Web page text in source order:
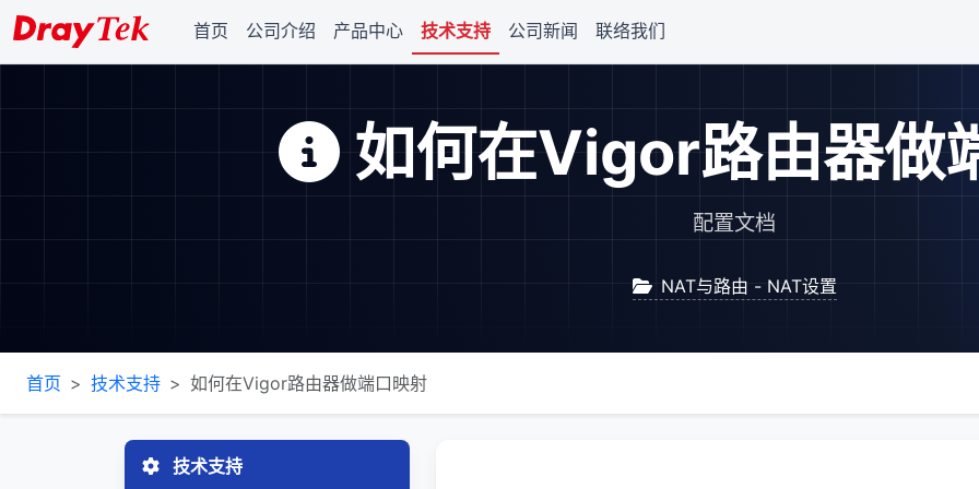
首页 公司介绍 产品中心 技术支持 公司新闻 联络我们
如何在Vigor路由器做
配置文档
NAT与路由 - NAT设置
首页 技术支持 如何在Vigor路由器做端口映射
技术支持